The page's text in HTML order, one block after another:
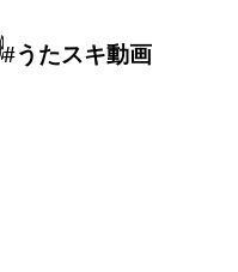
#うたスキ動画